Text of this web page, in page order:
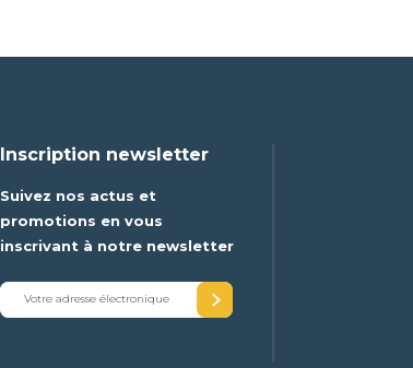
Inscription newsletter
Suivez nos actus et
promotions en vous
inscrivant à notre newsletter